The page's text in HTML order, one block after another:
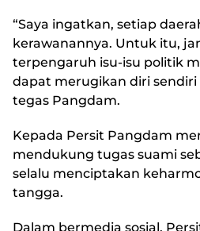
“Saya ingatkan, setiap
kerawanannya. Untuk itu,
terpengaruh isu-isu politik
dapat merugikan diri sendiri
tegas Pangdam.
Kepada Persit Pangdam
mendukung tugas suami
selalu menciptakan
tangga.
Dalam bermedia sosial,